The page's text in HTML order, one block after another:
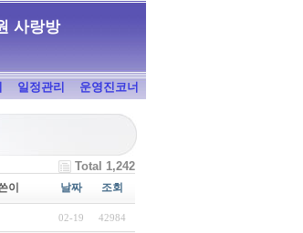
사랑방
일정관리 운영진코너
Total 1,242
이 날짜 조회
02-19 42984